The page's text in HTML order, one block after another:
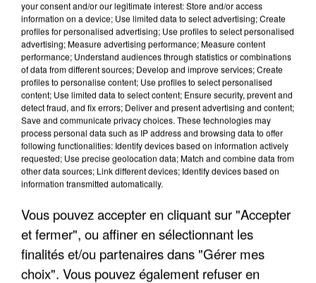
UN SECOND CADRE DE LA DZ MAFIA
your consent and/or our legitimate interest: Store and/or access
information on a device; Use limited data to select advertising; Create
profiles for personalised advertising; Use profiles to select personalised
advertising; Measure advertising performance; Measure content
performance; Understand audiences through statistics or combinations
of data from different sources; Develop and improve services; Create
profiles to personalise content; Use profiles to select personalised
content; Use limited data to select content; Ensure security, prevent and
detect fraud, and fix errors; Deliver and present advertising and content;
Save and communicate privacy choices. These technologies may
process personal data such as IP address and browsing data to offer
following functionalities: Identify devices based on information actively
requested; Use precise geolocation data; Match and combine data from
other data sources; Link different devices; Identify devices based on
information transmitted automatically.
Vous pouvez accepter en cliquant sur "Accepter
et fermer", ou affiner en sélectionnant les
finalités et/ou partenaires dans "Gérer mes
choix". Vous pouvez également refuser en